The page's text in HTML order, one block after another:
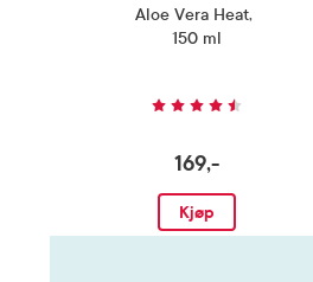
Aloe Vera Heat,
150 ml
169,-
Kjøp